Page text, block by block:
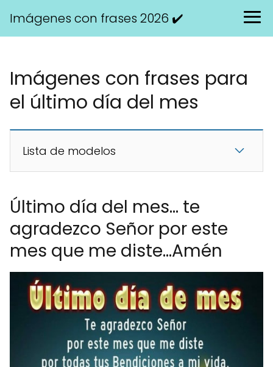
Imágenes con frases 2026 ✔️
Imágenes con frases para
el último día del mes
Lista de modelos
Último día del mes... te
agradezco Señor por este
mes que me diste...Amén